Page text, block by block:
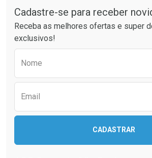
Ativar Desconto
Comprar sem Desconto
Comprar sem Desconto
Por R$ 19,99/cada
Ativar
Cadastre-se para receber
Receba as melhores ofertas e super
exclusivos!
Nome
Email
CADASTRAR